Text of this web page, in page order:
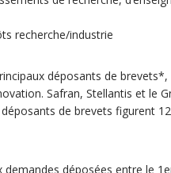
recherche/industrie
déposants de
Safran, Stellantis et le
de brevets figurent
déposées entre le